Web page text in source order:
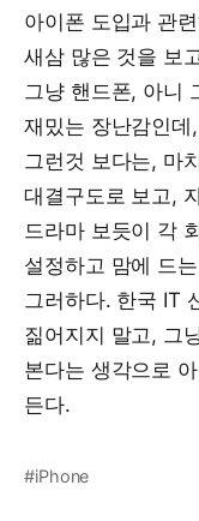
아이폰 도입과 관
새삼 많은 것을 보
그냥 핸드폰, 아니
재밌는 장난감인
그런것 보다는, 마
대결구도로 보고,
드라마 보듯이 각
설정하고 맘에 드
그러하다. 한국 IT
짊어지지 말고, 그
본다는 생각으로
든다.
#iPhone